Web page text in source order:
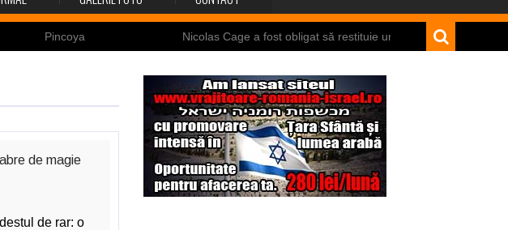
Nicolas Cage a fost obligat să restituie un craniu de dinozaur Mongoliei
de magie
de rar: o